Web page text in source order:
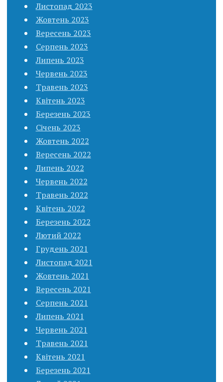
Листопад 2023
Жовтень 2023
Вересень 2023
Серпень 2023
Липень 2023
Червень 2023
Травень 2023
Квітень 2023
Березень 2023
Січень 2023
Жовтень 2022
Вересень 2022
Липень 2022
Червень 2022
Травень 2022
Квітень 2022
Березень 2022
Лютий 2022
Грудень 2021
Листопад 2021
Жовтень 2021
Вересень 2021
Серпень 2021
Липень 2021
Червень 2021
Травень 2021
Квітень 2021
Березень 2021